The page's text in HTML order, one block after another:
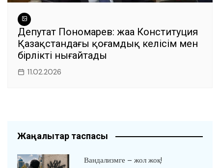
Депутат Пономарев: жаңа Конституция
Қазақстандағы қоғамдық келісім мен
бірлікті нығайтады
11.02.2026
Жаңалықтар таспасы
Вандализмге – жол жоқ!